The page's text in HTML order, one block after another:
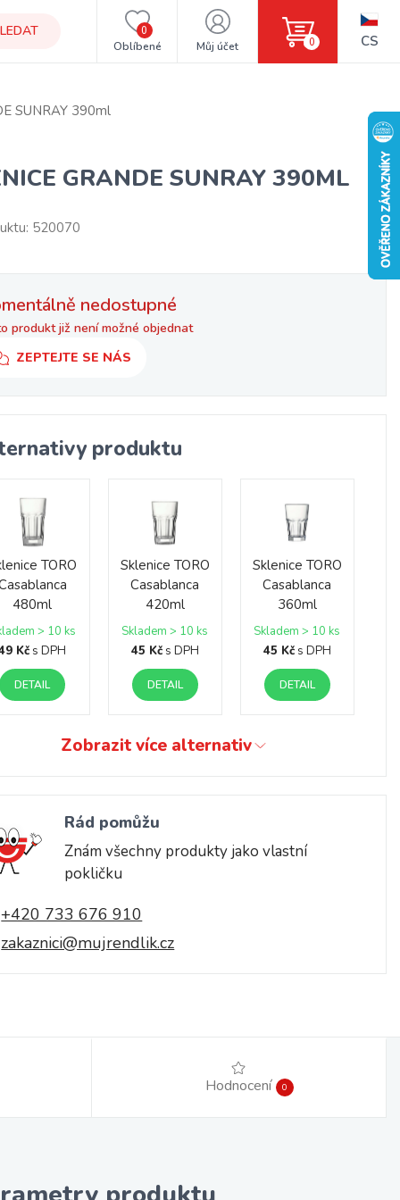
Oblíbené
0
Můj účet 0 CS
SUNRAY 390ml
GRANDE SUNRAY 390ML
520070
nedostupné
produkt již není možné objednat
ZEPTEJTE SE NÁS
produktu
TORO
480ml
> 10 ks
Kč s DPH
DETAIL
Sklenice TORO
Casablanca
420ml
Skladem > 10 ks
45 Kčs DPH
DETAIL
Sklenice TORO
Casablanca
360ml
Skladem > 10 ks
45 Kčs DPH
DETAIL
Zobrazit více alternativ
Rád pomůžu
Znám všechny produkty jako vlastní
pokličku
+420 733 676 910
zakaznici@mujrendlik.cz
Hodnocení 0